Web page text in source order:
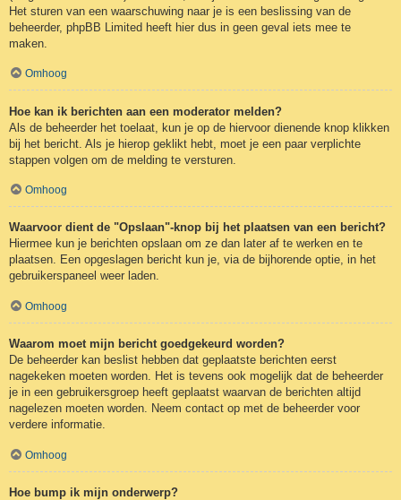
Het sturen van een waarschuwing naar je is een beslissing van de
beheerder, phpBB Limited heeft hier dus in geen geval iets mee te
maken.
Omhoog
Hoe kan ik berichten aan een moderator melden?
Als de beheerder het toelaat, kun je op de hiervoor dienende knop klikken
bij het bericht. Als je hierop geklikt hebt, moet je een paar verplichte
stappen volgen om de melding te versturen.
Omhoog
Waarvoor dient de "Opslaan"-knop bij het plaatsen van een bericht?
Hiermee kun je berichten opslaan om ze dan later af te werken en te
plaatsen. Een opgeslagen bericht kun je, via de bijhorende optie, in het
gebruikerspaneel weer laden.
Omhoog
Waarom moet mijn bericht goedgekeurd worden?
De beheerder kan beslist hebben dat geplaatste berichten eerst
nagekeken moeten worden. Het is tevens ook mogelijk dat de beheerder
je in een gebruikersgroep heeft geplaatst waarvan de berichten altijd
nagelezen moeten worden. Neem contact op met de beheerder voor
verdere informatie.
Omhoog
Hoe bump ik mijn onderwerp?